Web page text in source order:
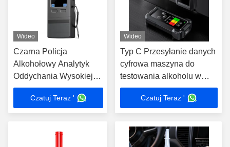
Wideo
Czarna Policja
Alkohołowy Analytyk
Oddychania Wysokiej
Precyzji Analytyk
Oddychania Maszyna
ZBK-90
Czatuj Teraz '
Wideo
Typ C Przesyłanie danych
cyfrowa maszyna do
testowania alkoholu w
oddechu lekkie dla
organów ścigania
Czatuj Teraz '